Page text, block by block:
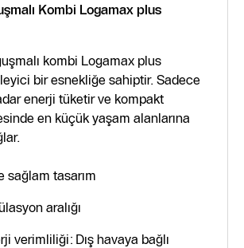
Kombi Logamax plus
kombi Logamax plus
bir esnekliğe sahiptir. Sadece
enerji tüketir ve kompakt
en küçük yaşam alanlarına
sağlam tasarım
aralığı
verimliliği: Dış havaya bağlı